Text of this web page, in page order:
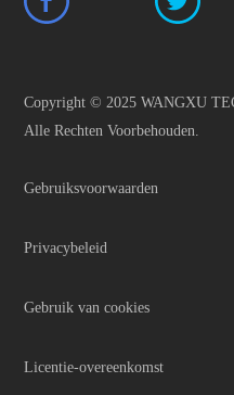
Copyright © 2025 WANGXU
Alle Rechten Voorbehouden.
Gebruiksvoorwaarden
Privacybeleid
Gebruik van cookies
Licentie-overeenkomst